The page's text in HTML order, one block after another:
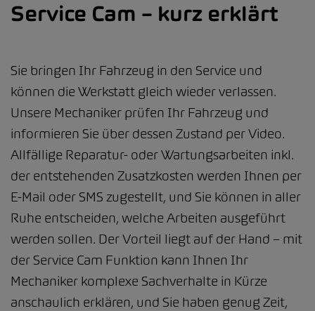
Service Cam – kurz erklärt
Sie bringen Ihr Fahrzeug in den Service und
können die Werkstatt gleich wieder verlassen.
Unsere Mechaniker prüfen Ihr Fahrzeug und
informieren Sie über dessen Zustand per Video.
Allfällige Reparatur- oder Wartungsarbeiten inkl.
der entstehenden Zusatzkosten werden Ihnen per
E-Mail oder SMS zugestellt, und Sie können in aller
Ruhe entscheiden, welche Arbeiten ausgeführt
werden sollen. Der Vorteil liegt auf der Hand – mit
der Service Cam Funktion kann Ihnen Ihr
Mechaniker komplexe Sachverhalte in Kürze
anschaulich erklären, und Sie haben genug Zeit,